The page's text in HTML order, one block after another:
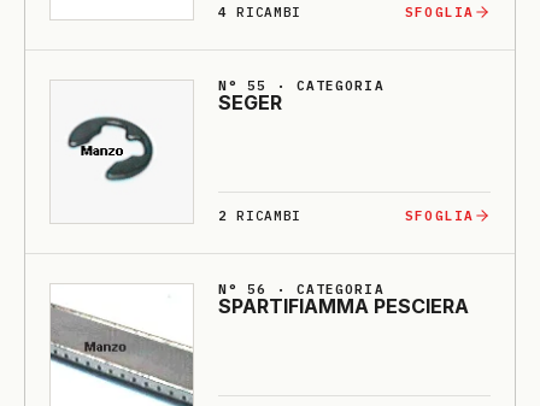
4 RICAMBI SFOGLIA
N° 55 · CATEGORIA
SEGER
2 RICAMBI SFOGLIA
N° 56 · CATEGORIA
SPARTI­FIAMMA PESCIE­RA